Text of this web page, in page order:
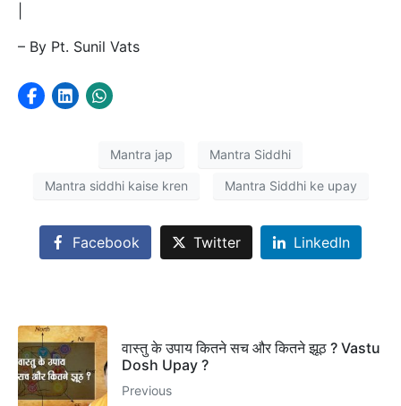
– By Pt. Sunil Vats
Mantra jap Mantra Siddhi
Mantra siddhi kaise kren Mantra Siddhi ke upay
Facebook Twitter LinkedIn
वास्तु के उपाय कितने सच और कितने झूठ ? Vastu
Dosh Upay ?
Previous